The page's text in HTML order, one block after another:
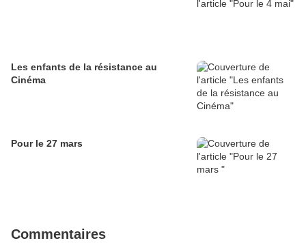
Les enfants de la résistance au
Cinéma
Pour le 27 mars
Commentaires